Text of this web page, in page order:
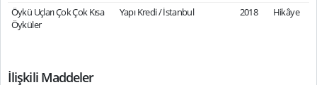
Öykü Uçları Çok Çok Kısa
Öyküler
Yapı Kredi / İstanbul 2018 Hikâye
İlişkili Maddeler